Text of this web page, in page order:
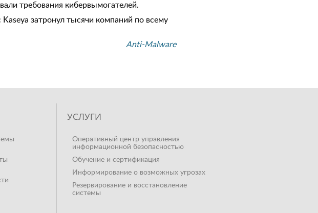
требования кибервымогателей.
затронул тысячи компаний по всему
Anti-Malware
УСЛУГИ
Оперативный центр управления
информационной безопасностью
Обучение и сертификация
Информирование о возможных угрозах
Резервирование и восстановление
системы